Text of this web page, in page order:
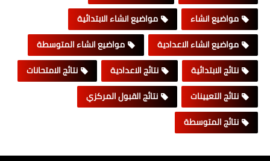
مواضيع انشاء
مواضيع انشاء الابتدائية
مواضيع انشاء الاعدادية
مواضيع انشاء المتوسطة
نتائج الابتدائية
نتائج الاعدادية
نتائج الامتحانات
نتائج التعيينات
نتائج القبول المركزي
نتائج المتوسطة